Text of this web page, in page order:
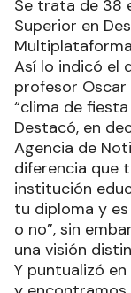
Se trata de 38
Superior en
Así lo indicó el
profesor Oscar
“clima de
Destacó, en
Agencia de
diferencia que
institución
tu diploma y
o no”, sin
una visión
Y puntualizó